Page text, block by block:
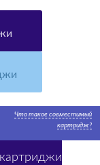
Что такое совместимый
картридж?